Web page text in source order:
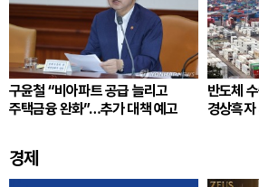
구윤철 “비아파트 공급 늘리고
주택금융 완화”…추가 대책 예고
반도체
경상흑자
경제